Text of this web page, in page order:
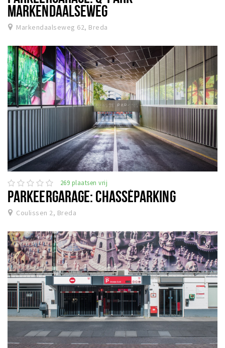
MARKENDAALSEWEG
Markendaalseweg 62, Breda
269 plaatsen vrij
PARKEERGARAGE: CHASSÉPARKING
Coulissen 2, Breda